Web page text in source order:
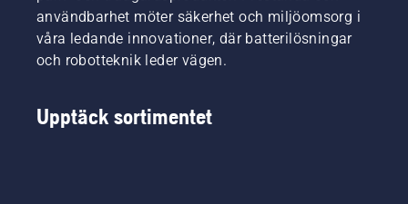
användbarhet möter säkerhet och miljöomsorg i
våra ledande innovationer, där batterilösningar
och robotteknik leder vägen.
Upptäck sortimentet